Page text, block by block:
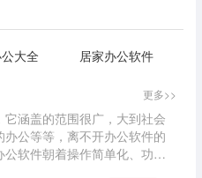
大全 居家办公软件
更多>>
涵盖的范围很广，大到社会
公等等，离不开办公软件的
软件朝着操作简单化、功能